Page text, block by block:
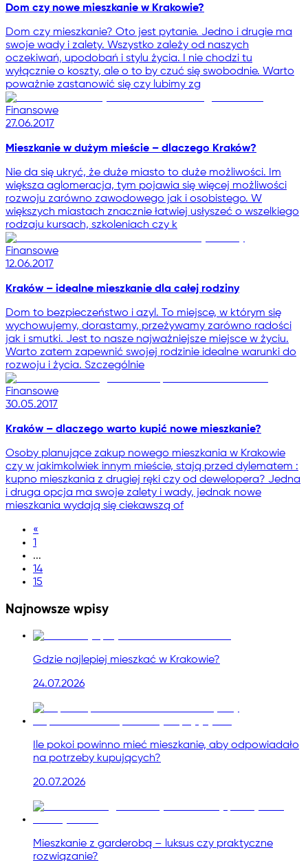
Dom czy nowe mieszkanie w Krakowie?
Dom czy mieszkanie? Oto jest pytanie. Jedno i drugie ma
swoje wady i zalety. Wszystko zależy od naszych
oczekiwań, upodobań i stylu życia. I nie chodzi tu
wyłącznie o koszty, ale o to by czuć się swobodnie. Warto
poważnie zastanowić się czy lubimy zg
Finansowe
27.06.2017
Mieszkanie w dużym mieście – dlaczego Kraków?
Nie da się ukryć, że duże miasto to duże możliwości. Im
większa aglomeracja, tym pojawia się więcej możliwości
rozwoju zarówno zawodowego jak i osobistego. W
większych miastach znacznie łatwiej usłyszeć o wszelkiego
rodzaju kursach, szkoleniach czy k
Finansowe
12.06.2017
Kraków – idealne mieszkanie dla całej rodziny
Dom to bezpieczeństwo i azyl. To miejsce, w którym się
wychowujemy, dorastamy, przeżywamy zarówno radości
jak i smutki. Jest to nasze najważniejsze miejsce w życiu.
Warto zatem zapewnić swojej rodzinie idealne warunki do
rozwoju i życia. Szczególnie
Finansowe
30.05.2017
Kraków – dlaczego warto kupić nowe mieszkanie?
Osoby planujące zakup nowego mieszkania w Krakowie
czy w jakimkolwiek innym mieście, stają przed dylematem :
kupno mieszkania z drugiej ręki czy od dewelopera? Jedna
i druga opcja ma swoje zalety i wady, jednak nowe
mieszkania wydają się ciekawszą of
«
1
...
14
15
Najnowsze wpisy
Gdzie najlepiej mieszkać w Krakowie?
24.07.2026
Ile pokoi powinno mieć mieszkanie, aby odpowiadało
na potrzeby kupujących?
20.07.2026
Mieszkanie z garderobą – luksus czy praktyczne
rozwiązanie?